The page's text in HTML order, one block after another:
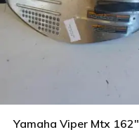
Yamaha Viper Mtx 162″